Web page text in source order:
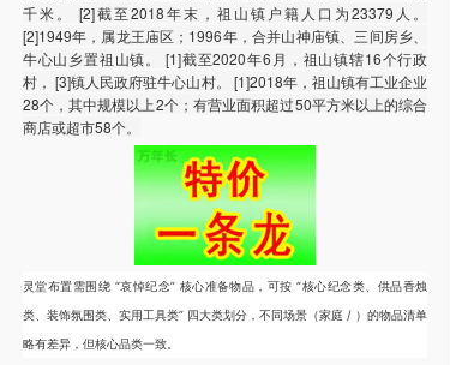
千米。 [2]截至2018年末，祖山镇户籍人口为23379人。
[2]1949年，属龙王庙区；1996年，合并山神庙镇、三间房乡、
牛心山乡置祖山镇。 [1]截至2020年6月，祖山镇辖16个行政
村， [3]镇人民政府驻牛心山村。 [1]2018年，祖山镇有工业企业
28个，其中规模以上2个；有营业面积超过50平方米以上的综合
商店或超市58个。
灵堂布置需围绕 “哀悼纪念” 核心准备物品，可按 “核心纪念类、供品香烛
类、装饰氛围类、实用工具类” 四大类划分，不同场景（家庭 / ）的物品清单
略有差异，但核心品类一致。